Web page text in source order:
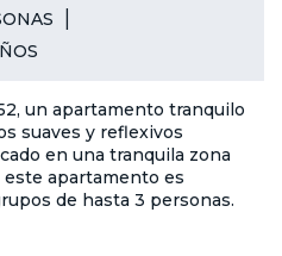
un apartamento tranquilo
suaves y reflexivos
en una tranquila zona
este apartamento es
de hasta 3 personas.